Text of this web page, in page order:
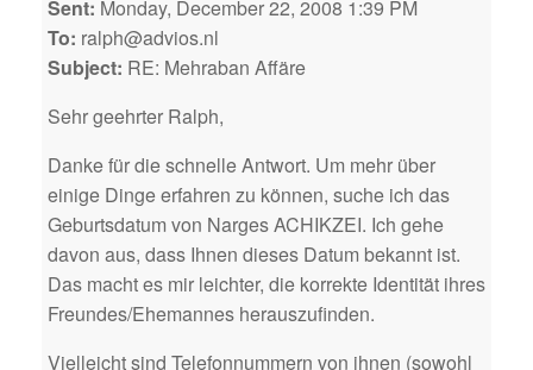
Sent: Monday, December 22, 2008 1:39 PM
To: ralph@advios.nl
Subject: RE: Mehraban Affäre
Sehr geehrter Ralph,
Danke für die schnelle Antwort. Um mehr über
einige Dinge erfahren zu können, suche ich das
Geburtsdatum von Narges ACHIKZEI. Ich gehe
davon aus, dass Ihnen dieses Datum bekannt ist.
Das macht es mir leichter, die korrekte Identität ihres
Freundes/Ehemannes herauszufinden.
Vielleicht sind Telefonnummern von ihnen (sowohl